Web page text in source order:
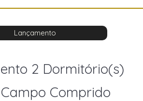
Lançamento
2 Dormitório(s)
Comprido